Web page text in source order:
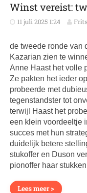
Winst vereist:
11 juli 2025 1:24
de tweede ronde van
Kazarian zien te
Anne Haast het volle
Ze pakten het ieder
probeerde met
tegenstandster tot
terwijl Haast het
een klein voordeeltje
succes met hun
duidelijk betere
stukoffer en Duson
pionoffer haar
Lees meer >